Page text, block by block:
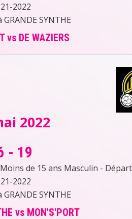
2022
GRANDE SYNTHE
vs DE WAZIERS
2022
- 19
de 15 ans Masculin -
2022
GRANDE SYNTHE
vs MON'S'PORT